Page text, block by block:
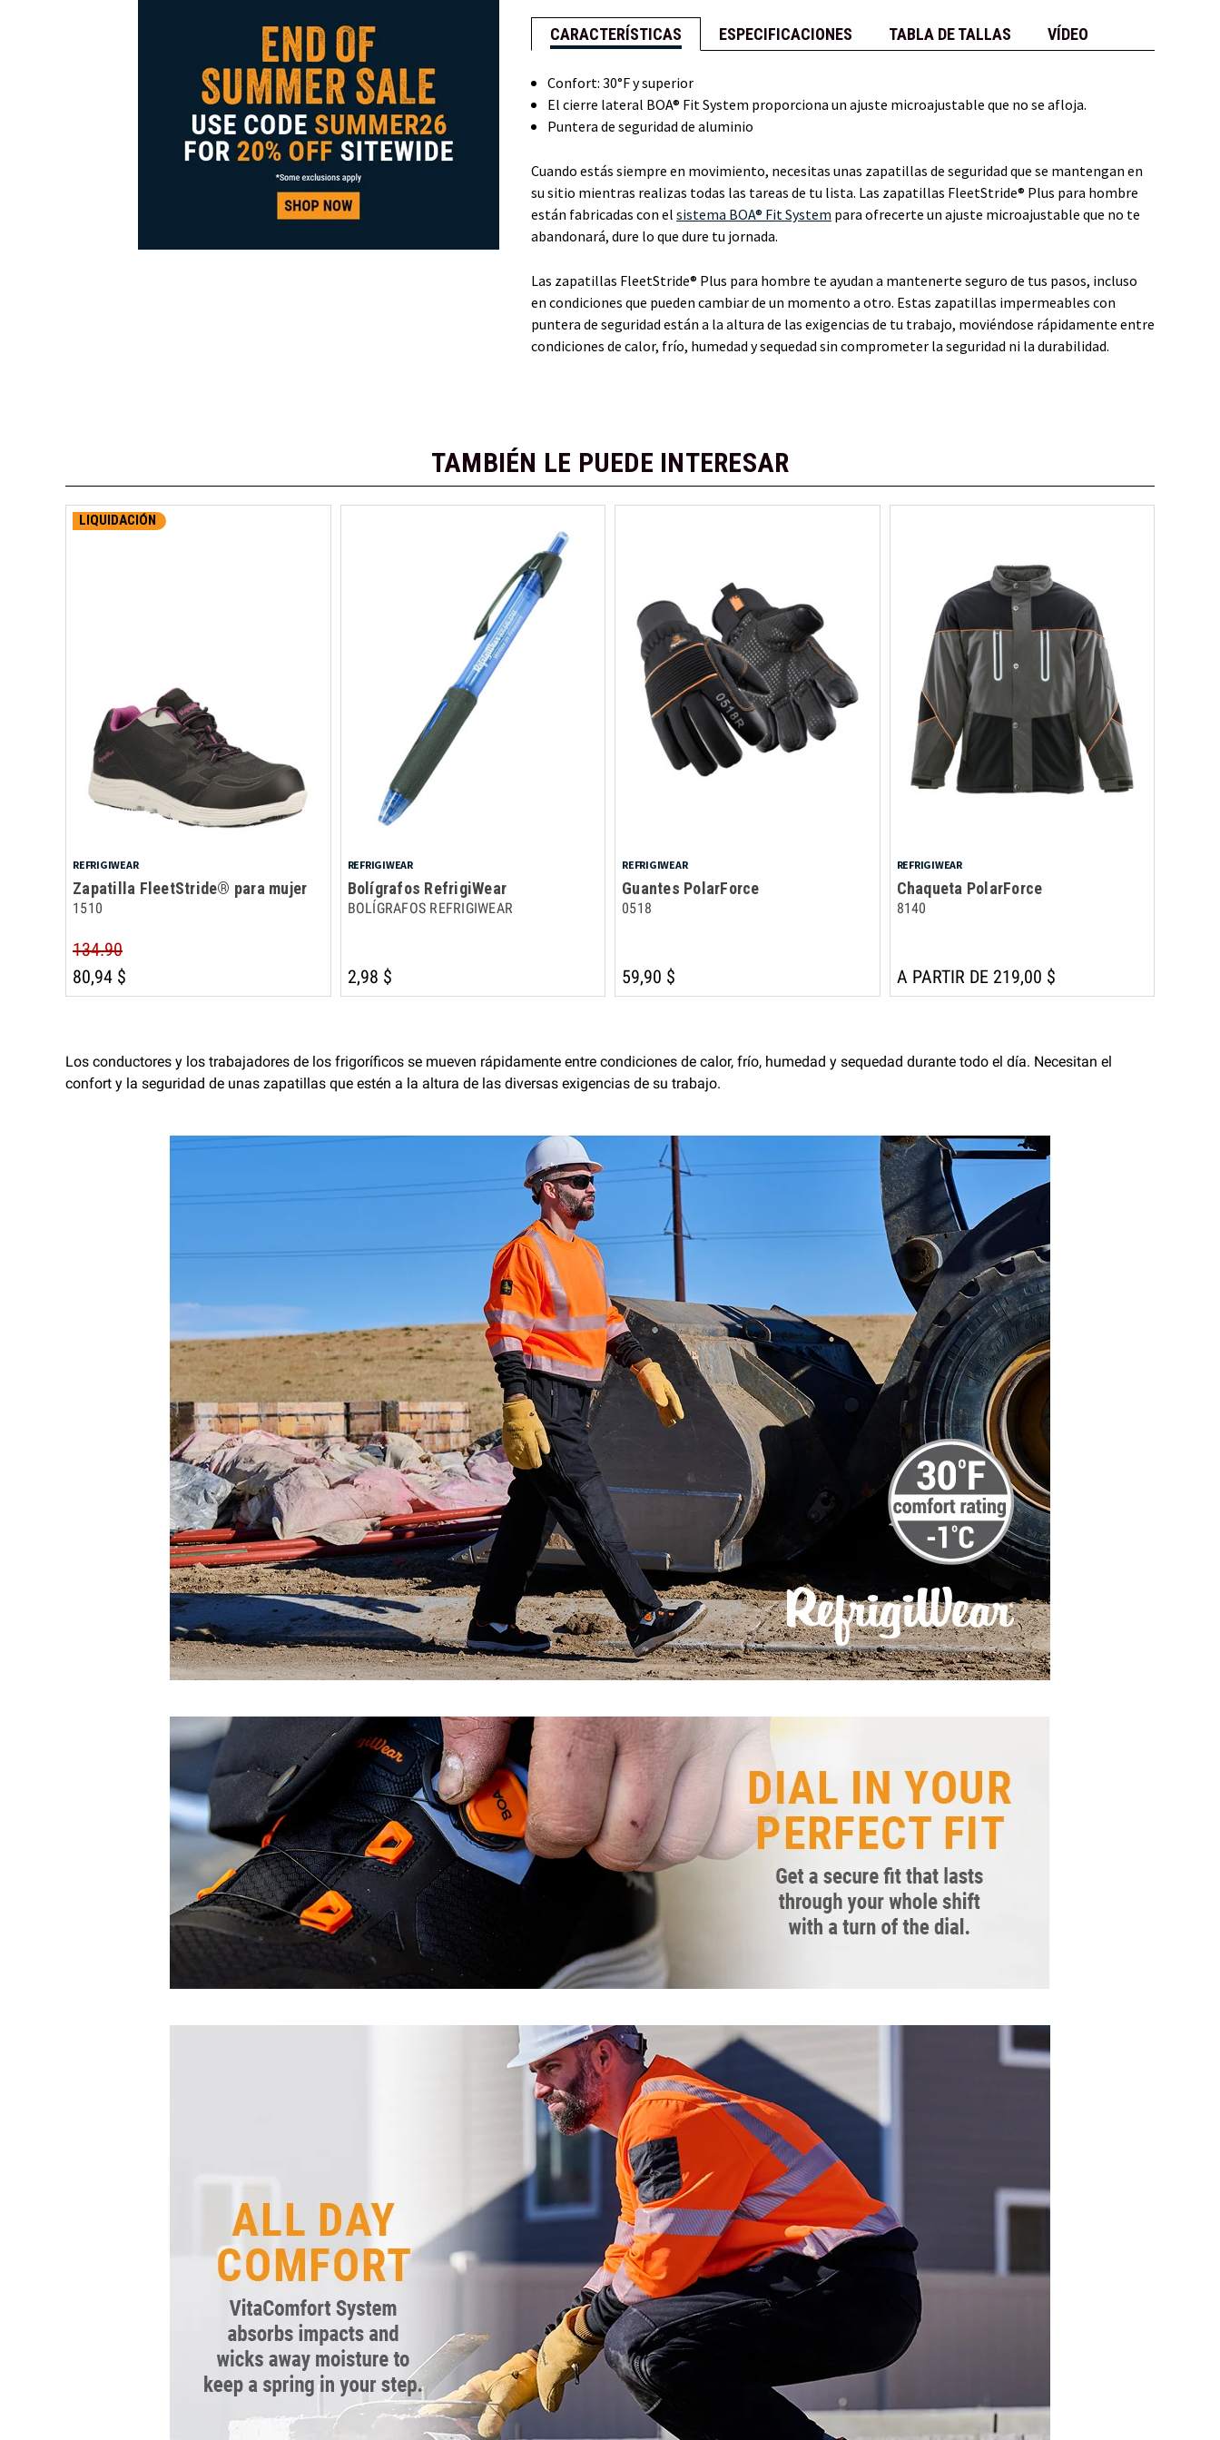
CARACTERÍSTICAS ESPECIFICACIONES TABLA DE TALLAS VÍDEO
Confort: 30°F y superior
El cierre lateral BOA® Fit System proporciona un ajuste microajustable que no se afloja.
Puntera de seguridad de aluminio
Cuando estás siempre en movimiento, necesitas unas zapatillas de seguridad que se mantengan en
su sitio mientras realizas todas las tareas de tu lista. Las zapatillas FleetStride® Plus para hombre
están fabricadas con el sistema BOA® Fit System para ofrecerte un ajuste microajustable que no te
abandonará, dure lo que dure tu jornada.
Las zapatillas FleetStride® Plus para hombre te ayudan a mantenerte seguro de tus pasos, incluso
en condiciones que pueden cambiar de un momento a otro. Estas zapatillas impermeables con
puntera de seguridad están a la altura de las exigencias de tu trabajo, moviéndose rápidamente entre
condiciones de calor, frío, humedad y sequedad sin comprometer la seguridad ni la durabilidad.
TAMBIÉN LE PUEDE INTERESAR
LIQUIDACIÓN
REFRIGIWEAR
Zapatilla FleetStride® para mujer
1510
134.90
80,94 $
REFRIGIWEAR
Bolígrafos RefrigiWear
BOLÍGRAFOS REFRIGIWEAR
2,98 $
REFRIGIWEAR
Guantes PolarForce
0518
59,90 $
REFRIGIWEAR
Chaqueta PolarForce
8140
A PARTIR DE 219,00 $
Los conductores y los trabajadores de los frigoríficos se mueven rápidamente entre condiciones de calor, frío, humedad y sequedad durante todo el día. Necesitan el
confort y la seguridad de unas zapatillas que estén a la altura de las diversas exigencias de su trabajo.